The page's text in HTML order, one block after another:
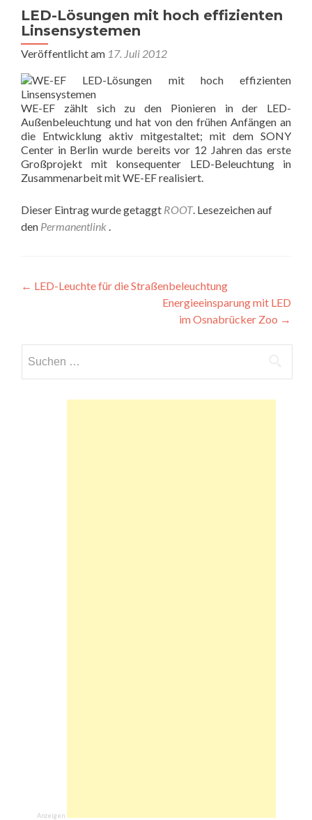
LED-Lösungen mit hoch effizienten
Linsensystemen
Veröffentlicht am 17. Juli 2012
WE-EF zählt sich zu den Pionieren in der LED-
Außenbeleuchtung und hat von den frühen Anfängen an
die Entwicklung aktiv mitgestaltet; mit dem SONY
Center in Berlin wurde bereits vor 12 Jahren das erste
Großprojekt mit konsequenter LED-Beleuchtung in
Zusammenarbeit mit WE-EF realisiert.
Dieser Eintrag wurde getaggt ROOT. Lesezeichen auf
den Permanentlink .
Beitragsnavigation
← LED-Leuchte für die Straßenbeleuchtung
Energieeinsparung mit LED
im Osnabrücker Zoo →
nach:
Anzeigen